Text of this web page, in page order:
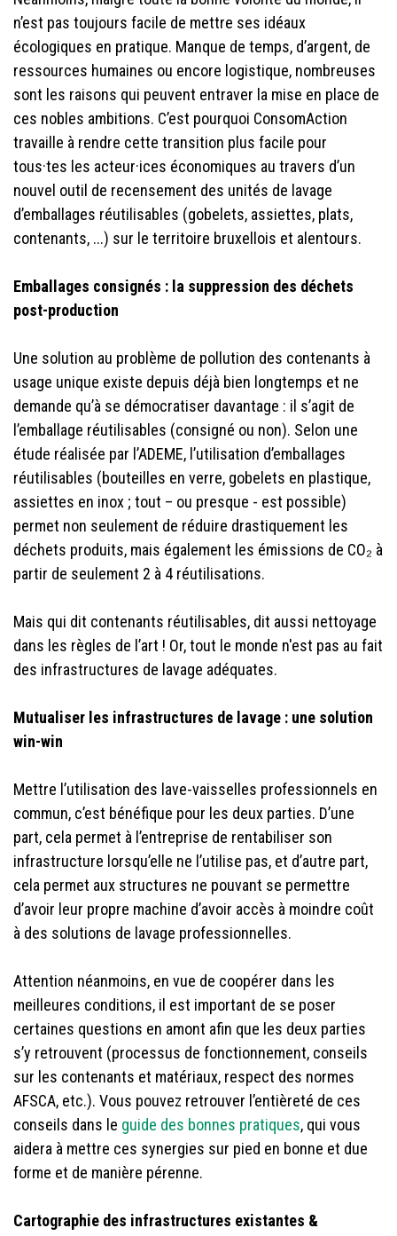
n’est pas toujours facile de mettre ses idéaux
écologiques en pratique. Manque de temps, d’argent, de
ressources humaines ou encore logistique, nombreuses
sont les raisons qui peuvent entraver la mise en place de
ces nobles ambitions. C’est pourquoi ConsomAction
travaille à rendre cette transition plus facile pour
tous·tes les acteur·ices économiques au travers d’un
nouvel outil de recensement des unités de lavage
d’emballages réutilisables (gobelets, assiettes, plats,
contenants, ...) sur le territoire bruxellois et alentours.
Emballages consignés : la suppression des déchets
post-production
Une solution au problème de pollution des contenants à
usage unique existe depuis déjà bien longtemps et ne
demande qu’à se démocratiser davantage : il s’agit de
l’emballage réutilisables (consigné ou non). Selon une
étude réalisée par l’ADEME, l’utilisation d’emballages
réutilisables (bouteilles en verre, gobelets en plastique,
assiettes en inox ; tout – ou presque - est possible)
permet non seulement de réduire drastiquement les
déchets produits, mais également les émissions de CO₂ à
partir de seulement 2 à 4 réutilisations.
Mais qui dit contenants réutilisables, dit aussi nettoyage
dans les règles de l’art ! Or, tout le monde n'est pas au fait
des infrastructures de lavage adéquates.
Mutualiser les infrastructures de lavage : une solution
win-win
Mettre l’utilisation des lave-vaisselles professionnels en
commun, c’est bénéfique pour les deux parties. D’une
part, cela permet à l’entreprise de rentabiliser son
infrastructure lorsqu’elle ne l’utilise pas, et d’autre part,
cela permet aux structures ne pouvant se permettre
d’avoir leur propre machine d’avoir accès à moindre coût
à des solutions de lavage professionnelles.
Attention néanmoins, en vue de coopérer dans les
meilleures conditions, il est important de se poser
certaines questions en amont afin que les deux parties
s’y retrouvent (processus de fonctionnement, conseils
sur les contenants et matériaux, respect des normes
AFSCA, etc.). Vous pouvez retrouver l’entièreté de ces
conseils dans le guide des bonnes pratiques, qui vous
aidera à mettre ces synergies sur pied en bonne et due
forme et de manière pérenne.
Cartographie des infrastructures existantes &